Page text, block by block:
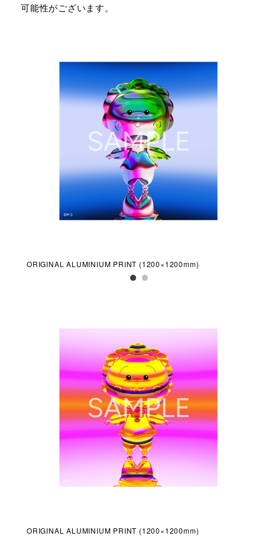
可能性がございます。
ORIGINAL ALUMINIUM PRINT (1200×1200mm)
ORIGINAL ALUMINIUM PRINT (1200×1200mm)